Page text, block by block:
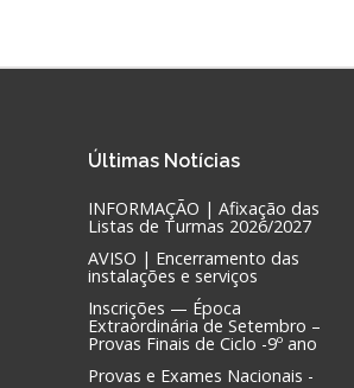
Últimas Notícias
INFORMAÇÃO | Afixação das
Listas de Turmas 2026/2027
AVISO | Encerramento das
instalações e serviços
Inscrições — Época
Extraordinária de Setembro –
Provas Finais de Ciclo -9º ano
Provas e Exames Nacionais -